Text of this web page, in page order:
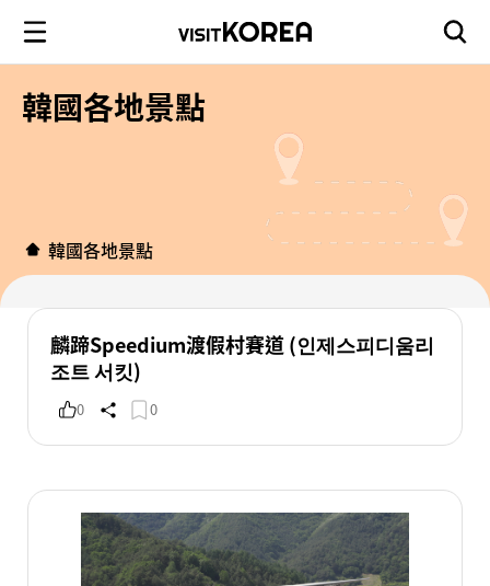
韓國各地景點
韓國各地景點
麟蹄Speedium渡假村賽道 (인제스피디움리
조트 서킷)
0 0